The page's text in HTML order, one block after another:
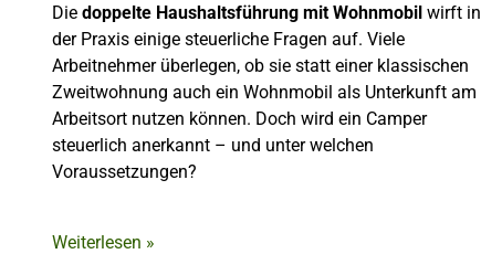
Die doppelte Haushaltsführung mit Wohnmobil wirft in
der Praxis einige steuerliche Fragen auf. Viele
Arbeitnehmer überlegen, ob sie statt einer klassischen
Zweitwohnung auch ein Wohnmobil als Unterkunft am
Arbeitsort nutzen können. Doch wird ein Camper
steuerlich anerkannt – und unter welchen
Voraussetzungen?
Weiterlesen »